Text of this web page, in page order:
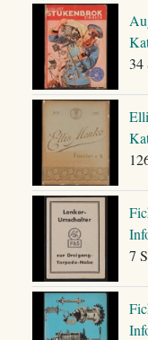
34
7